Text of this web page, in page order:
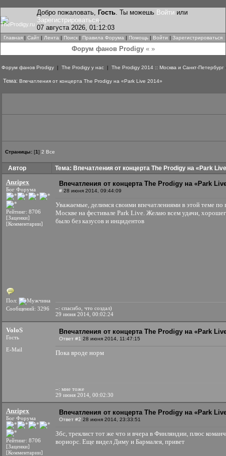
Добро пожаловать, Гость. Ты можешь Войти или
Зарегистрироваться.
07 августа 2026, 01:12:03
Главная | Сайт | Лента | Поиск | Правила Форума | Помощь | Войти | Зарегистрироваться
Форум фанов Prodigy« »
Форум фанов Prodigy | The Prodigy у нас | The Prodigy 2014 :: Москва и Санкт-Петербург
Тема: Впечатления от концерта The Prodigy на «Park Live 2014»
Страницы: [1] 2 Все
Автор Тема: Впечатления от концерта The Prodigy на «Park
Anzipex
Бог Форума
Рейтинг: 8706
[Заценки]
[Комментарии]
Пол:
Сообщений: 3296
Впечатления от концерта The Prodigy на «Park
# 28 июня 2014, 09:44:09
Уважаемые, делимся своими впечатлениями в этой теме по
Москве на фестивале Park Live. Желаю всем удачи,
было без казусов и инцидентов
–: спасибо, что создал)
29 июня 2014, 00:02:24
VoloS
Гость
E-Mail
Впечатления от концерта The Prodigy на «Park
Ответ #1 28 июня 2014, 11:47:15
Пока вроде норм
–: мне тоже
29 июня 2014, 00:02:30
Anzipex
Бог Форума
Рейтинг: 8706
[Заценки]
[Комментарии]
Впечатления от концерта The Prodigy на «Park
Ответ #2 28 июня 2014, 23:33:51
Збс, треклист тот же что и вчера в Финляндии, плюс
вориорс. Еще видел Диму и Бармалея, привет